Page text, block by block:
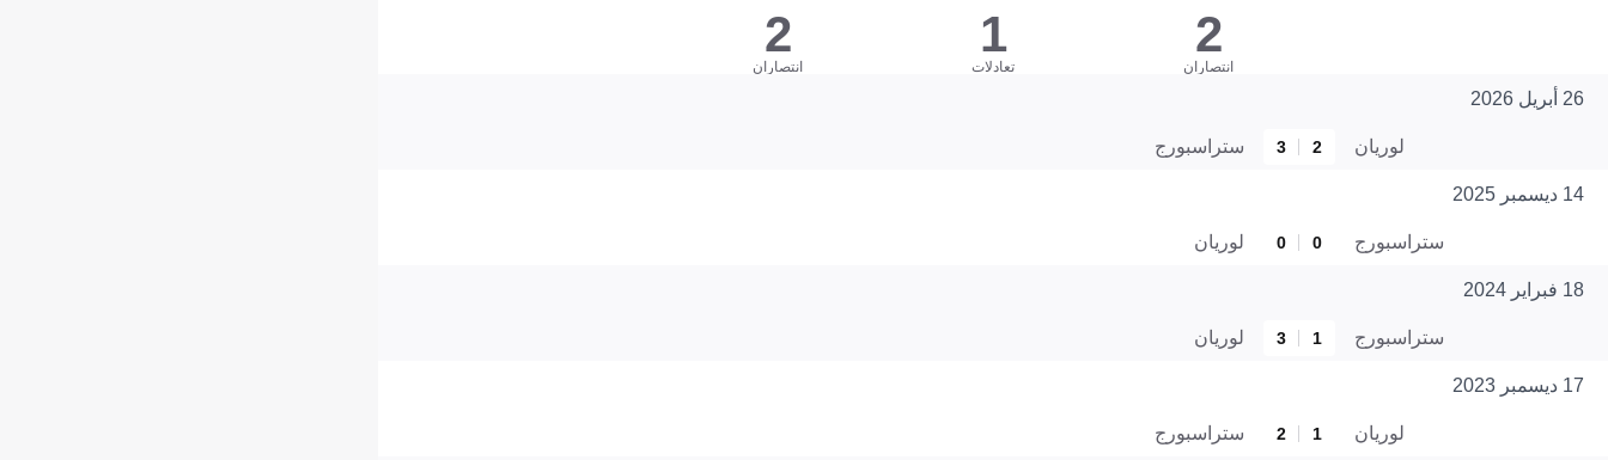
2
انتصاران
1
تعادلات
2
انتصاران
26 أبريل 2026
لوريان 2
3 ستراسبورج
14 ديسمبر 2025
ستراسبورج 0
0 لوريان
18 فبراير 2024
ستراسبورج 1
3 لوريان
17 ديسمبر 2023
لوريان 1
2 ستراسبورج